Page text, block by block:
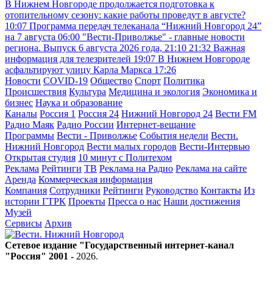
В Нижнем Новгороде продолжается подготовка к
отопительному сезону: какие работы проведут в августе?
10:07 Программа передач телеканала “Нижний Новгород 24”
на 7 августа 06:00 "Вести-Приволжье" - главные новости
региона. Выпуск 6 августа 2026 года, 21:10 21:32 Важная
информация для телезрителей 19:07 В Нижнем Новгороде
асфальтируют улицу Карла Маркса 17:26
Новости COVID-19 Общество Спорт Политика
Происшествия Культура Медицина и экология Экономика и
бизнес Наука и образование
Каналы Россия 1 Россия 24 Нижний Новгород 24 Вести FM
Радио Маяк Радио России Интернет-вещание
Программы Вести - Приволжье События недели Вести.
Нижний Новгород Вести малых городов Вести-Интервью
Открытая студия 10 минут с Политехом
Реклама Рейтинги ТВ Реклама на Радио Реклама на сайте
Аренда Коммерческая информация
Компания Сотрудники Рейтинги Руководство Контакты Из
истории ГТРК Проекты Пресса о нас Наши достижения
Музей
Сервисы Архив
Сетевое издание "Государственный интернет-канал
"Россия" 2001 - 2026.